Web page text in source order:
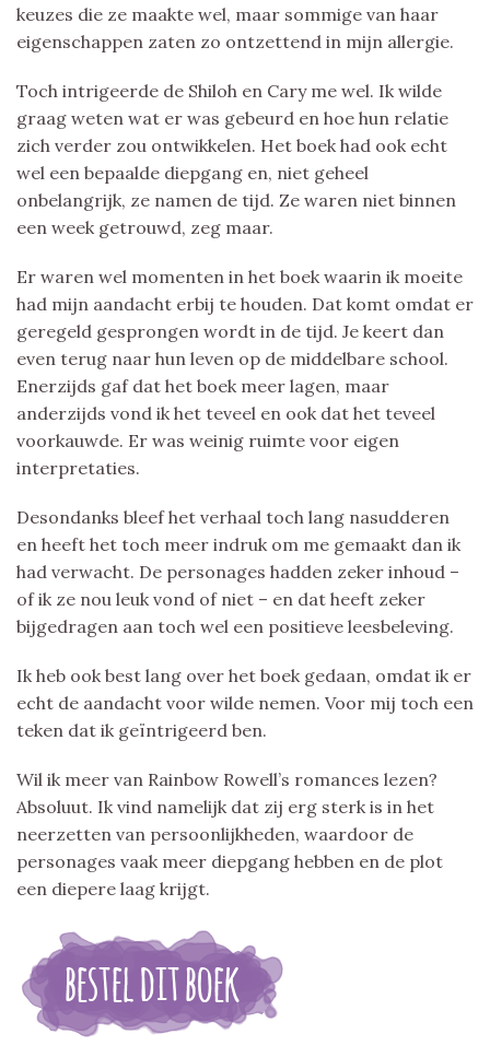
keuzes die ze maakte wel, maar sommige van haar
eigenschappen zaten zo ontzettend in mijn allergie.
Toch intrigeerde de Shiloh en Cary me wel. Ik wilde
graag weten wat er was gebeurd en hoe hun relatie
zich verder zou ontwikkelen. Het boek had ook echt
wel een bepaalde diepgang en, niet geheel
onbelangrijk, ze namen de tijd. Ze waren niet binnen
een week getrouwd, zeg maar.
Er waren wel momenten in het boek waarin ik moeite
had mijn aandacht erbij te houden. Dat komt omdat er
geregeld gesprongen wordt in de tijd. Je keert dan
even terug naar hun leven op de middelbare school.
Enerzijds gaf dat het boek meer lagen, maar
anderzijds vond ik het teveel en ook dat het teveel
voorkauwde. Er was weinig ruimte voor eigen
interpretaties.
Desondanks bleef het verhaal toch lang nasudderen
en heeft het toch meer indruk om me gemaakt dan ik
had verwacht. De personages hadden zeker inhoud –
of ik ze nou leuk vond of niet – en dat heeft zeker
bijgedragen aan toch wel een positieve leesbeleving.
Ik heb ook best lang over het boek gedaan, omdat ik er
echt de aandacht voor wilde nemen. Voor mij toch een
teken dat ik geïntrigeerd ben.
Wil ik meer van Rainbow Rowell’s romances lezen?
Absoluut. Ik vind namelijk dat zij erg sterk is in het
neerzetten van persoonlijkheden, waardoor de
personages vaak meer diepgang hebben en de plot
een diepere laag krijgt.